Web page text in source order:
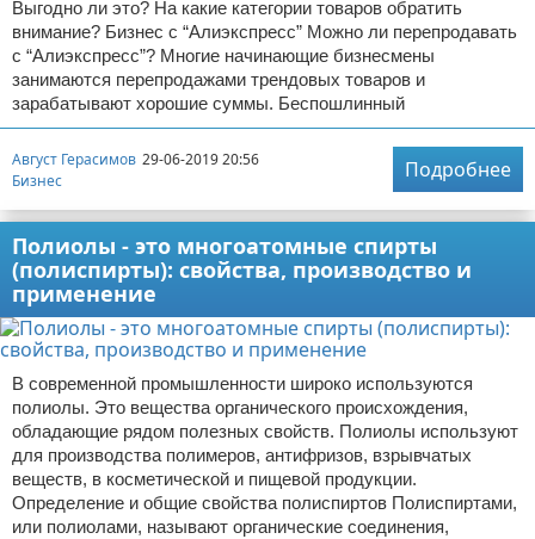
Выгодно ли это? На какие категории товаров обратить
внимание? Бизнес с “Алиэкспресс” Можно ли перепродавать
с “Алиэкспресс”? Многие начинающие бизнесмены
занимаются перепродажами трендовых товаров и
зарабатывают хорошие суммы. Беспошлинный
Август Герасимов 29-06-2019 20:56
Бизнес
Подробнее
Полиолы - это многоатомные спирты
(полиспирты): свойства, производство и
применение
В современной промышленности широко используются
полиолы. Это вещества органического происхождения,
обладающие рядом полезных свойств. Полиолы используют
для производства полимеров, антифризов, взрывчатых
веществ, в косметической и пищевой продукции.
Определение и общие свойства полиспиртов Полиспиртами,
или полиолами, называют органические соединения,